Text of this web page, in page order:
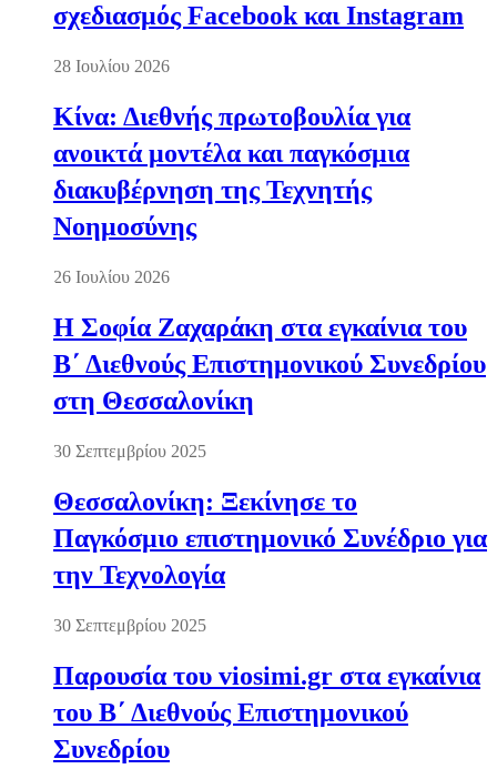
σχεδιασμός Facebook και Instagram
28 Ιουλίου 2026
Κίνα: Διεθνής πρωτοβουλία για
ανοικτά μοντέλα και παγκόσμια
διακυβέρνηση της Τεχνητής
Νοημοσύνης
26 Ιουλίου 2026
Η Σοφία Ζαχαράκη στα εγκαίνια του
Β΄ Διεθνούς Επιστημονικού Συνεδρίου
στη Θεσσαλονίκη
30 Σεπτεμβρίου 2025
Θεσσαλονίκη: Ξεκίνησε το
Παγκόσμιο επιστημονικό Συνέδριο για
την Τεχνολογία
30 Σεπτεμβρίου 2025
Παρουσία του viosimi.gr στα εγκαίνια
του Β΄ Διεθνούς Επιστημονικού
Συνεδρίου